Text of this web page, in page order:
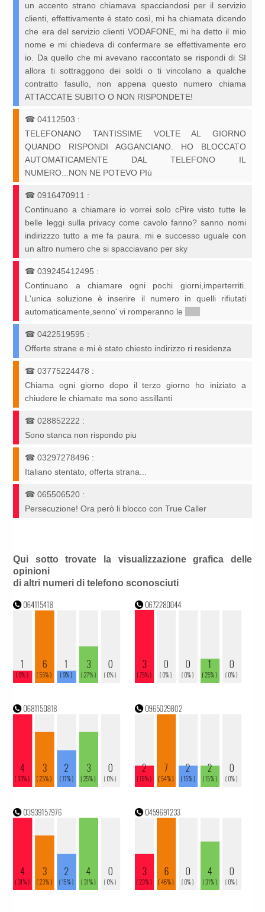
un accento strano chiamava spacciandosi per il servizio
clienti, effettivamente è stato così, mi ha chiamata dicendo
che era del servizio clienti VODAFONE, mi ha detto il mio
nome e mi chiedeva di confermare se effettivamente ero
io. Da quello che mi avevano raccontato se rispondi di SI
allora ti sottraggono dei soldi o ti vincolano a qualche
contratto fasullo, non appena questo numero chiama
ATTACCATE SUBITO O NON RISPONDETE!
☎04112503 :
TELEFONANO TANTISSIME VOLTE AL GIORNO
QUANDO RISPONDI AGGANCIANO. HO BLOCCATO
AUTOMATICAMENTE DAL TELEFONO IL
NUMERO...NON NE POTEVO PIù
☎0916470911 :
Continuano a chiamare io vorrei solo cPire visto tutte le
belle leggi sulla privacy come cavolo fanno? sanno nomi
indirizzzo tutto a me fa paura. mi e successo uguale con
un altro numero che si spacciavano per sky
☎039245412495 :
Continuano a chiamare ogni pochi giorni,imperterriti.
L'unica soluzione è inserire il numero in quelli rifiutati
automaticamente,senno' vi romperanno le
*****
☎0422519595 :
Offerte strane e mi è stato chiesto indirizzo ri residenza
☎03775224478 :
Chiama ogni giorno dopo il terzo giorno ho iniziato a
chiudere le chiamate ma sono assillanti
☎028852222 :
Sono stanca non rispondo piu
☎03297278496 :
Italiano stentato, offerta strana...
☎065506520 :
Persecuzione! Ora però li blocco con True Caller
Qui sotto trovate la visualizzazione grafica delle
opinioni
di altri numeri di telefono sconosciuti